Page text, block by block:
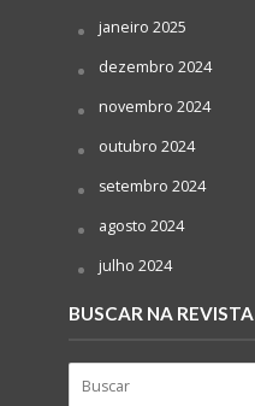
janeiro 2025
dezembro 2024
novembro 2024
outubro 2024
setembro 2024
agosto 2024
julho 2024
BUSCAR NA REVISTA